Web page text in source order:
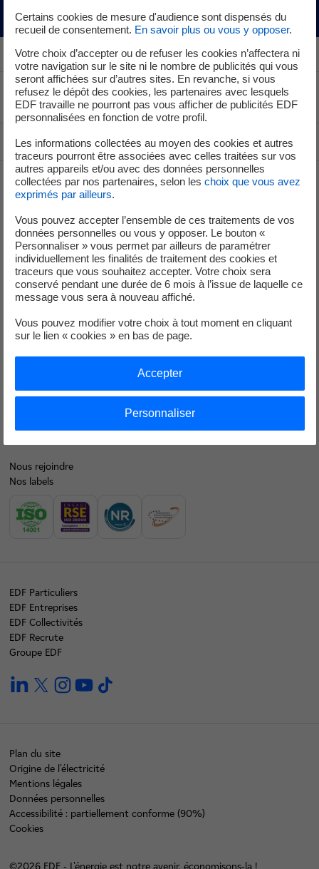
Voir le fil d'ariane
Haut de page
Je déménage
Faire des économies d’énergie
Décarboner vos territoires
Nos offres d’énergie entreprises
Nous rejoindre
Nos labels
EDF Particuliers
EDF Entreprises
EDF Collectivités
EDF Recrute
Groupe EDF
linkedintwitterinstagramyoutube
Plan du site
Origine de l'électricité
Mentions légales
Données personnelles
Accessibilité : partiellement conforme (90%)
Cookies
©2026 EDF - L'énergie est notre avenir, économisons-la !
Certains cookies de mesure d'audience sont dispensés du
recueil de consentement. En savoir plus ou vous y opposer.
Votre choix d’accepter ou de refuser les cookies n’affectera ni
votre navigation sur le site ni le nombre de publicités qui vous
seront affichées sur d’autres sites. En revanche, si vous
refusez le dépôt des cookies, les partenaires avec lesquels
EDF travaille ne pourront pas vous afficher de publicités EDF
personnalisées en fonction de votre profil.
Les informations collectées au moyen des cookies et autres
traceurs pourront être associées avec celles traitées sur vos
autres appareils et/ou avec des données personnelles
collectées par nos partenaires, selon les choix que vous avez
exprimés par ailleurs.
Vous pouvez accepter l’ensemble de ces traitements de vos
données personnelles ou vous y opposer. Le bouton «
Personnaliser » vous permet par ailleurs de paramétrer
individuellement les finalités de traitement des cookies et
traceurs que vous souhaitez accepter. Votre choix sera
conservé pendant une durée de 6 mois à l’issue de laquelle ce
message vous sera à nouveau affiché.
Vous pouvez modifier votre choix à tout moment en cliquant
sur le lien « cookies » en bas de page.
Personnaliser
Accepter